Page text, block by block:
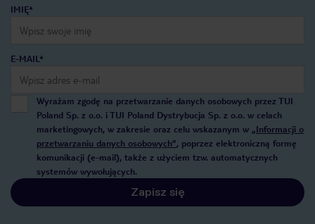
IMIĘ*
E-MAIL*
Wyrażam zgodę na przetwarzanie danych osobowych przez TUI
Poland Sp. z o.o. i TUI Poland Dystrybucja Sp. z o.o. w celach
marketingowych, w zakresie oraz celu wskazanym w „Informacji o
przetwarzaniu danych osobowych”, poprzez elektroniczną formę
komunikacji (e-mail), także z użyciem tzw. automatycznych
systemów wywołujących.
Zapisz się